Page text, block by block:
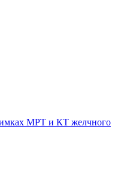
МРТ и КТ желчного